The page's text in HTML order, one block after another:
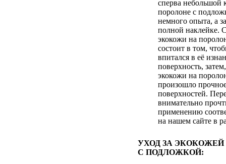
сперва небольшой
поролоне с
немного опыта, а
полной наклейке.
экокожи на
состоит в том,
впитался в её
поверхность,
экокожи на
произошло
поверхностей.
внимательно
применению
на нашем сайте в
УХОД ЗА
С ПОДЛОЖКОЙ: